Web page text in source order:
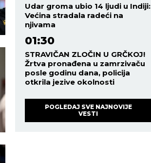
Udar groma ubio 14 ljudi u Indiji:
Većina stradala radeći na
njivama
01:30
STRAVIČAN ZLOČIN U GRČKOJ!
Žrtva pronađena u zamrzivaču
posle godinu dana, policija
otkrila jezive okolnosti
POGLEDAJ SVE NAJNOVIJE
VESTI